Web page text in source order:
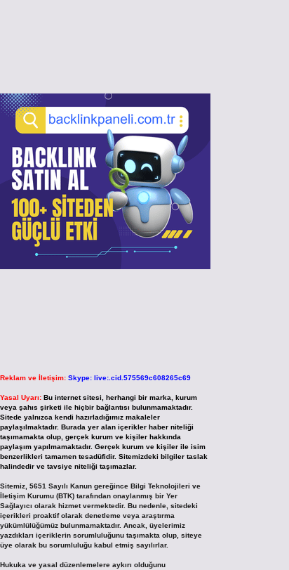
Reklam ve İletişim: Skype: live:.cid.575569c608265c69
Yasal Uyarı: Bu internet sitesi, herhangi bir marka, kurum
veya şahıs şirketi ile hiçbir bağlantısı bulunmamaktadır.
Sitede yalnızca kendi hazırladığımız makaleler
paylaşılmaktadır. Burada yer alan içerikler haber niteliği
taşımamakta olup, gerçek kurum ve kişiler hakkında
paylaşım yapılmamaktadır. Gerçek kurum ve kişiler ile isim
benzerlikleri tamamen tesadüfidir. Sitemizdeki bilgiler taslak
halindedir ve tavsiye niteliği taşımazlar.
Sitemiz, 5651 Sayılı Kanun gereğince Bilgi Teknolojileri ve
İletişim Kurumu (BTK) tarafından onaylanmış bir Yer
Sağlayıcı olarak hizmet vermektedir. Bu nedenle, sitedeki
içerikleri proaktif olarak denetleme veya araştırma
yükümlülüğümüz bulunmamaktadır. Ancak, üyelerimiz
yazdıkları içeriklerin sorumluluğunu taşımakta olup, siteye
üye olarak bu sorumluluğu kabul etmiş sayılırlar.
Hukuka ve yasal düzenlemelere aykırı olduğunu